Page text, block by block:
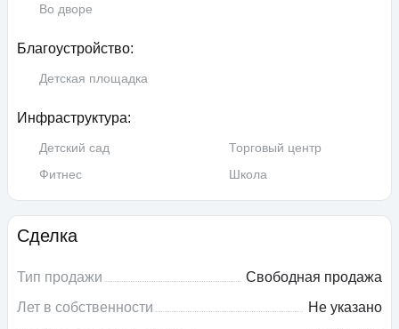
Во дворе
Благоустройство:
Детская площадка
Инфраструктура:
Детский сад
Торговый центр
Фитнес
Школа
Сделка
Тип продажи
Свободная продажа
Лет в собственности
Не указано